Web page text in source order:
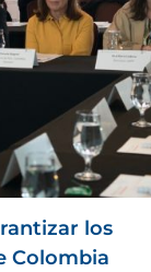
los
Colombia